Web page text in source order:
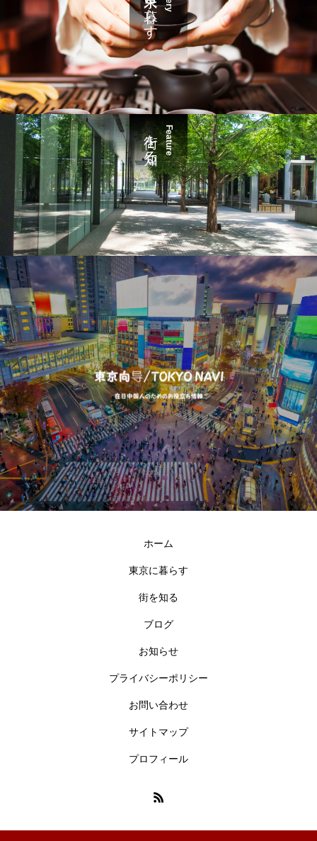
Feature
街を知る
ホーム
東京に暮らす
街を知る
ブログ
お知らせ
プライバシーポリシー
お問い合わせ
サイトマップ
プロフィール